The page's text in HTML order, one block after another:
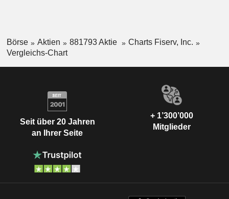
Börse Aktien 881793 Aktie
Charts Fiserv, Inc.
Vergleichs-Chart
Seit über 20 Jahren
an Ihrer Seite
+ 1’300’000
Mitglieder